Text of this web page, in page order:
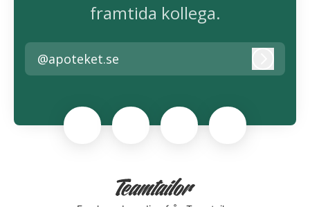
framtida kollega.
@apoteket.se